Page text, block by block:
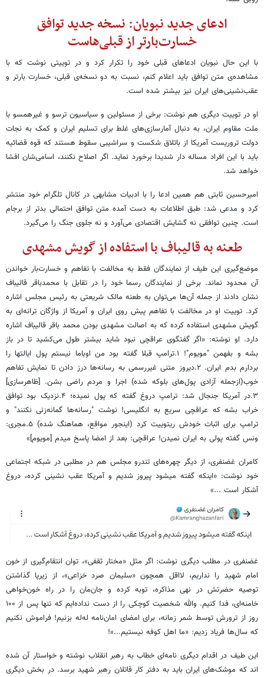
ادعای جدید نبویان: نسخه جدید توافق
خسارت‌بارتر از قبلی‌هاست
با این حال نبویان ادعاهای قبلی خود را تکرار کرد و در توییتی نوشت که با
مشاهده‌ی متن توافق باید اعلام کنم، نسبت به دو نسخه‌ی قبلی، خسارت بارتر و
عقب‌نشینی‌های ایران نیز بیشتر شده است.
او در توییت دیگری هم نوشت: برخی از مسئولین و سیاسیون ترسو و غیرهمسو با
ملت مقاوم ایران، به دنبال آمارسازی‌های غلط برای تسلیم ایران و کمک به نجات
دولت تروریست آمریکا از باتلاق شکست و سراشیبی سقوط هستند که قوه قضائیه
باید با این افراد مساله دار شدیدا برخورد نماید. ‌اگر اصلاح نکنند، اسامی‌شان افشا
خواهد شد.
امیرحسین ثابتی هم همین ادعا را با ادبیات مشابهی در کانال تلگرام خود منتشر
کرد و مدعی شد: طبق اطلاعات به دست آمده متن توافق احتمالی بدتر از برجام
است. چنین توافقی نه گشایش اقتصادی می‌آورد و نه جلوی جنگ را می‌گیرد.
طعنه به قالیباف با استفاده از گویش مشهدی
موضع‌گیری این طیف از نمایندگان فقط به مخالفت با تفاهم و خسارت‌بار خواندن
آن محدود نماند. برخی از نمایندگان رسما خود را در تقابل با محمدباقر قالیباف
نشان دادند از جمله آن‌ها می‌توان به طعنه مالک شریعتی به رئیس مجلس اشاره
کرد. توییت او در مخالفت با تفاهم پیش روی ایران و آمریکا از واژگان ترانه‌ای به
گویش مشهدی استفاده کرده که به اصالت مشهدی بودن محمد باقر قالیباف اشاره
دارد. او نوشته: «اگر گفتگوی عراقچی نبود شاید بیشتر طول می‌کشید تا در باز
بشه و بفهمن "مویوم"! ۱.ترامپ قبلا گفته بود من اوباما نیستم پول ایالتها را
بردارم بدم ایران. ۲.دیروز متنی غیررسمی به رسانه‌ها درز دادن تا نمایش تفاهم
خوب(ازجمله آزادی پول‌های بلوکه شده) اجرا و مردم راضی بشن. [ظاهرسازی]
۳.در آمریکا جنجال شد: ترامپ دروغ گفته که پول نمیده؛ ۴.نزدیک بود توافق
خراب بشه که عراقچی سریع به انگلیسی! نوشت "رسانه‌ها گمانه‌زنی نکنند" و
ترامپ برای اثبات خودش ریتوییت کرد (اینجور مواقع، هماهنگ شده) ۵.مجری:
ونس گفته پولی به ایران نمیدن! عراقچی: بعد از امضا پاسخ میدم [مویوم]»
کامران غضنفری، از دیگر چهره‌های تندرو مجلس هم در مطلبی در شبکه اجتماعی
خود نوشت: «اینکه گفته میشود پیروز شدیم و آمریکا عقب نشینی کرده، دروغ
آشکار است ...»
غضنفری در مطلب دیگری نوشت: اگر مثل «مختار ثقفی»، توان انتقام‌گیری از خون
امام شهید را نداریم، لااقل همچون «سلیمان صرد خزاعی»، از زیرپا گذاشتن
توصیه حضرتش در نهی مذاکره، توبه کرده و جان‌مان را در راه خون‌خواهی
خامنه‌ای، فدا کنیم. والله شخصیت کوچکی را از دست نداده‌ایم که تنها پس از ۱۰۰
روز از ترورش توسط شمر زمانه، برای امضای امان‌نامه له‌له بزنیم! فراموش نکنیم
که سال‌ها فریاد زدیم: «ما اهل کوفه نیستیم...»!
این طیف در اقدام دیگری نامه‌ای خطاب به رهبر انقلاب نوشته و خواستار آن شده
اند که موشک‌های ایران باید به دفتر کار قاتلان رهبر شهید برسد. در بخش دیگری